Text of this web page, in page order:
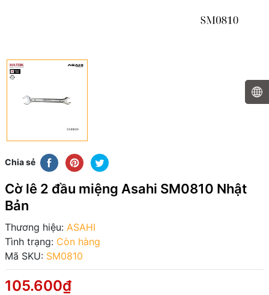
Chia sẻ
Cờ lê 2 đầu miệng Asahi SM0810 Nhật
Bản
Thương hiệu: ASAHI
Tình trạng: Còn hàng
Mã SKU: SM0810
105.600₫